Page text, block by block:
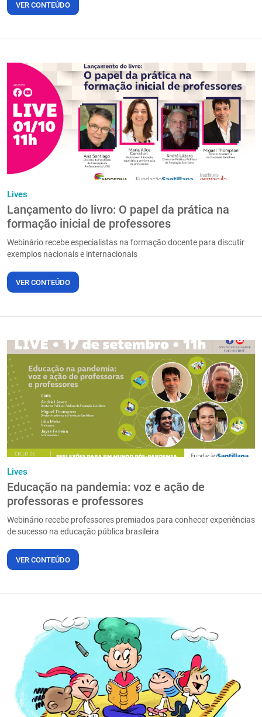
VER CONTEÚDO
Lives
Lançamento do livro: O papel da prática na
formação inicial de professores
Webinário recebe especialistas na formação docente para discutir
exemplos nacionais e internacionais
VER CONTEÚDO
Lives
Educação na pandemia: voz e ação de
professoras e professores
Webinário recebe professores premiados para conhecer experiências
de sucesso na educação pública brasileira
VER CONTEÚDO